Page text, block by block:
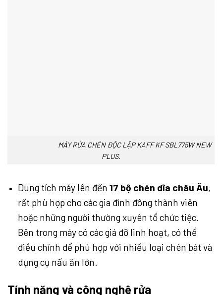
MÁY RỬA CHÉN ĐỘC LẬP KAFF KF SBL775W NEW
PLUS.
Dung tích máy lên đến 17 bộ chén dĩa châu Âu,
rất phù hợp cho các gia đình đông thành viên
hoặc những người thường xuyên tổ chức tiệc.
Bên trong máy có các giá đỡ linh hoạt, có thể
điều chỉnh để phù hợp với nhiều loại chén bát và
dụng cụ nấu ăn lớn.
Tính năng và công nghệ rửa